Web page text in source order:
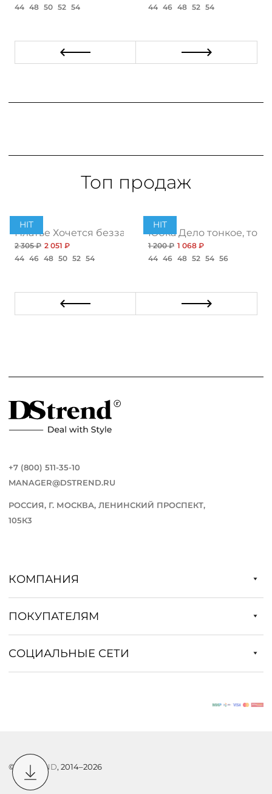
44 48 50 52 54
44 46 48 52 54
Топ продаж
HIT
Платье Хочется беззаботности, топ
2 305 ₽ 2 051 ₽
44 46 48 50 52 54
HIT
Юбка Дело тонкое, топ
1 200 ₽ 1 068 ₽
44 46 48 52 54 56
+7 (800) 511-35-10
MANAGER@DSTREND.RU
РОССИЯ, Г. МОСКВА, ЛЕНИНСКИЙ ПРОСПЕКТ,
105К3
КОМПАНИЯ
ПОКУПАТЕЛЯМ
СОЦИАЛЬНЫЕ СЕТИ
© DSTREND, 2014–2026